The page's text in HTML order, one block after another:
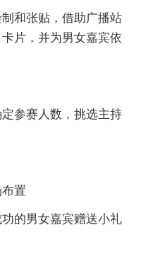
和张贴，借助广播站
片，并为男女嘉宾依
参赛人数，挑选主持
置
的男女嘉宾赠送小礼